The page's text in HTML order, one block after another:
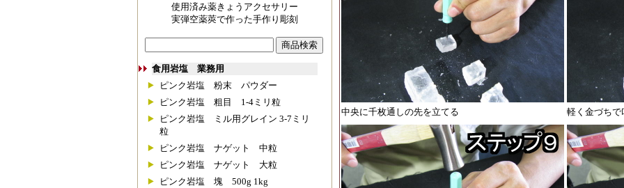
使用済み薬きょうアクセサリー
実弾空薬莢で作った手作り彫刻
食用岩塩 業務用
ピンク岩塩 粉末 パウダー
ピンク岩塩 粗目 1-4ミリ粒
ピンク岩塩 ミル用グレイン 3-7ミリ
粒
ピンク岩塩 ナゲット 中粒
ピンク岩塩 ナゲット 大粒
ピンク岩塩 塊 500g 1kg
中央に千枚通しの先を立てる 軽く金づちで